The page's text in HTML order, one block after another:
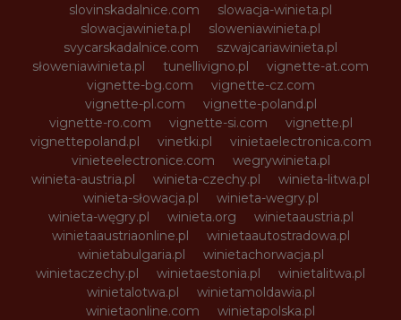
slovinskadalnice.com
slowacja-winieta.pl
slowacjawinieta.pl
sloweniawinieta.pl
svycarskadalnice.com
szwajcariawinieta.pl
słoweniawinieta.pl
tunellivigno.pl
vignette-at.com
vignette-bg.com
vignette-cz.com
vignette-pl.com
vignette-poland.pl
vignette-ro.com
vignette-si.com
vignette.pl
vignettepoland.pl
vinetki.pl
vinietaelectronica.com
vinieteelectronice.com
wegrywinieta.pl
winieta-austria.pl
winieta-czechy.pl
winieta-litwa.pl
winieta-słowacja.pl
winieta-wegry.pl
winieta-węgry.pl
winieta.org
winietaaustria.pl
winietaaustriaonline.pl
winietaautostradowa.pl
winietabulgaria.pl
winietachorwacja.pl
winietaczechy.pl
winietaestonia.pl
winietalitwa.pl
winietalotwa.pl
winietamoldawia.pl
winietaonline.com
winietapolska.pl